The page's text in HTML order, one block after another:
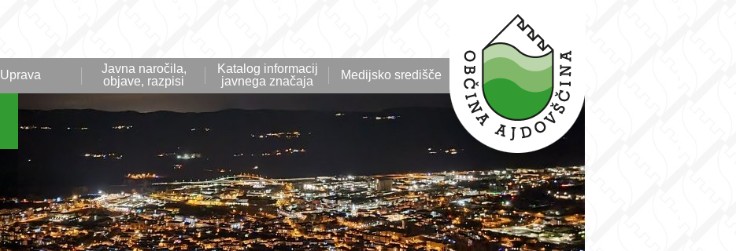
Uprava
Javna naročila,
objave, razpisi
Katalog informacij
javnega značaja
Medijsko središče